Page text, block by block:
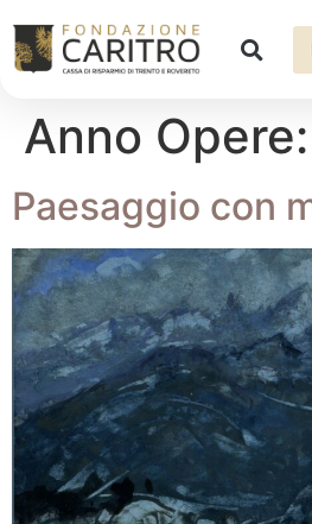
Anno Opere:
Paesaggio con